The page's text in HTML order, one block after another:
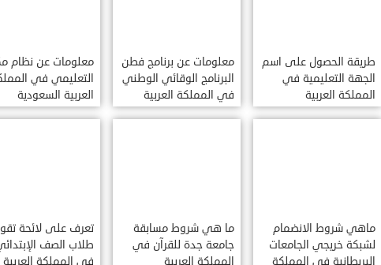
طريقة الحصول على اسم
الجهة التعليمية في
المملكة العربية
السعودية
معلومات عن برنامج فطن
البرنامج الوقائي الوطني
في المملكة العربية
السعودية
معلومات عن نظام
التعليمي في
العربية السعودية
ماهي شروط الانضمام
لشبكة خريجي الجامعات
البريطانية في المملكة
ما هي شروط مسابقة
جامعة جدة للقرآن في
المملكة العربية
تعرف على لائحة
طلاب الصف
في المملكة العربية